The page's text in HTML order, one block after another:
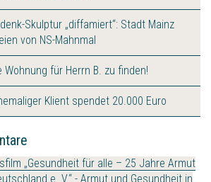
Skulptur „diffamiert“: Stadt Mainz
von NS-Mahnmal
Wohnung für Herrn B. zu finden!
Klient spendet 20.000 Euro
„Gesundheit für alle – 25 Jahre Armut
e. V.“ - Armut und Gesundheit in